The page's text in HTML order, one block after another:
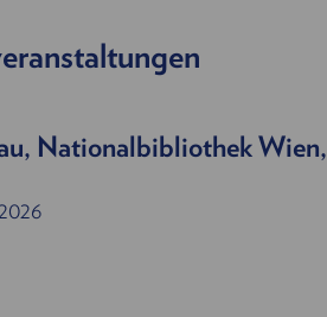
Nationalbibliothek Wien,